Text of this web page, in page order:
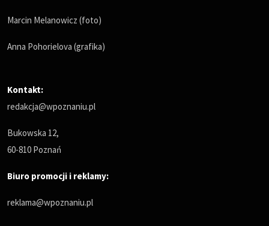
Marcin Melanowicz (foto)
Anna Pohorielova (grafika)
Kontakt:
redakcja@wpoznaniu.pl
Bukowska 12,
60-810 Poznań
Biuro promocji i reklamy:
reklama@wpoznaniu.pl